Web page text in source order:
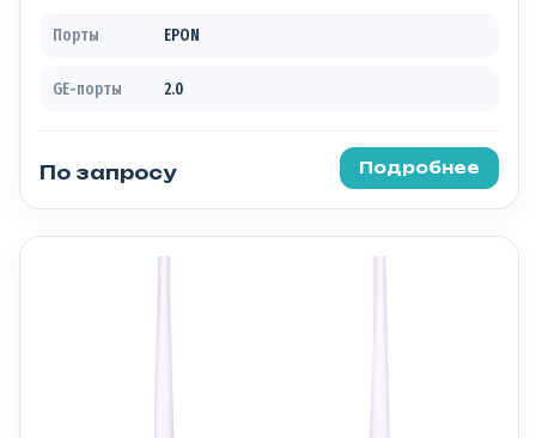
Порты EPON
GE-порты 2.0
По запросу Подробнее